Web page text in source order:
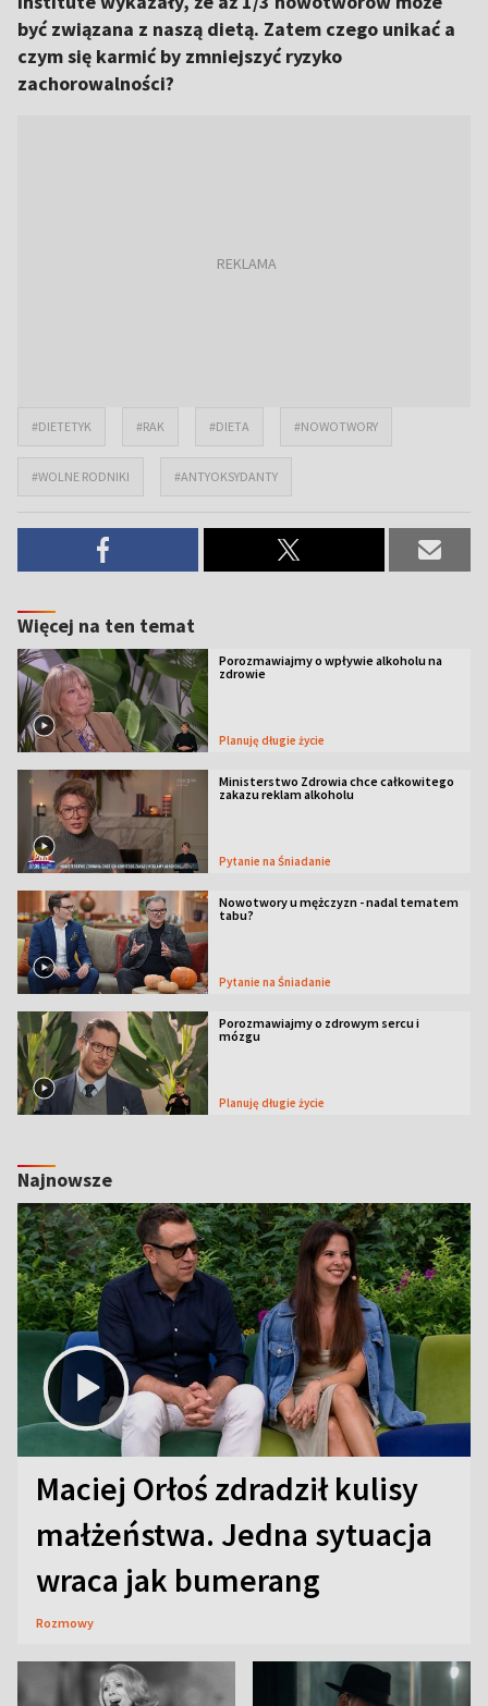
być związana z naszą dietą. Zatem czego unikać a
czym się karmić by zmniejszyć ryzyko
zachorowalności?
#DIETETYK #RAK #DIETA #NOWOTWORY
#WOLNE RODNIKI #ANTYOKSYDANTY
Więcej na ten temat
Porozmawiajmy o wpływie alkoholu na
zdrowie
Planuję długie życie
Ministerstwo Zdrowia chce całkowitego
zakazu reklam alkoholu
Pytanie na Śniadanie
Nowotwory u mężczyzn - nadal tematem
tabu?
Pytanie na Śniadanie
Porozmawiajmy o zdrowym sercu i
mózgu
Planuję długie życie
Najnowsze
Maciej Orłoś zdradził kulisy
małżeństwa. Jedna sytuacja
wraca jak bumerang
Rozmowy